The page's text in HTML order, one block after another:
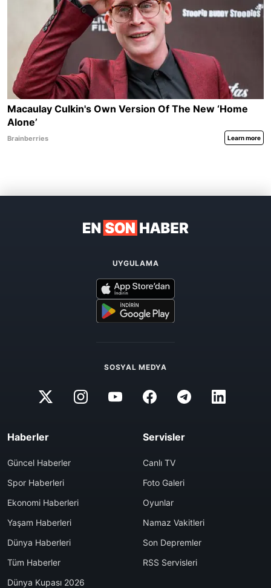
UYGULAMA
SOSYAL MEDYA
Haberler
Güncel Haberler
Spor Haberleri
Ekonomi Haberleri
Yaşam Haberleri
Dünya Haberleri
Tüm Haberler
Dünya Kupası 2026
Servisler
Canlı TV
Foto Galeri
Oyunlar
Namaz Vakitleri
Son Depremler
RSS Servisleri